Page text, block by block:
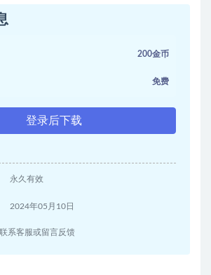
200金币
免费
登录后下载
永久有效
2024年05月10日
系客服或留言反馈